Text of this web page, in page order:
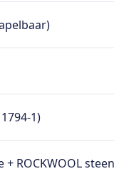
1)
ROCKWOOL